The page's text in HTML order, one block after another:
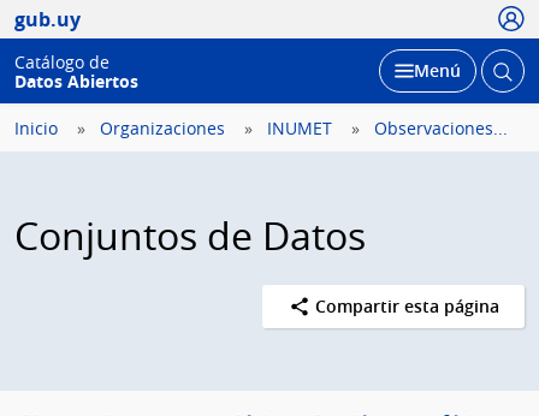
gub.uy
Catálogo de
Datos Abiertos
Desplegar
Menú Abrir
Inicio Organizaciones INUMET Observaciones...
Conjuntos de Datos
Compartir esta página